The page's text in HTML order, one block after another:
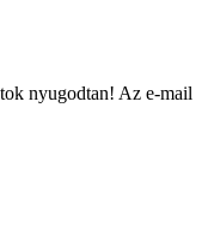
nyugodtan! Az e-mail